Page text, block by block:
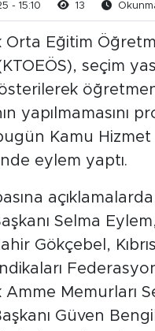
- 15:10 13
Orta Eğitim
seçim
yapılmamasını
Kamu
eylem yaptı.
Selma
Gökçebel,
Amme Memurları
Güven